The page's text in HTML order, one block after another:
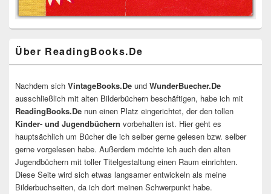
Über ReadingBooks.De
Nachdem sich VintageBooks.De und WunderBuecher.De
ausschließlich mit alten Bilderbüchern beschäftigen, habe ich mit
ReadingBooks.De nun einen Platz eingerichtet, der den tollen
Kinder- und Jugendbüchern vorbehalten ist. Hier geht es
hauptsächlich um Bücher die ich selber gerne gelesen bzw. selber
gerne vorgelesen habe. Außerdem möchte ich auch den alten
Jugendbüchern mit toller Titelgestaltung einen Raum einrichten.
Diese Seite wird sich etwas langsamer entwickeln als meine
Bilderbuchseiten, da ich dort meinen Schwerpunkt habe.